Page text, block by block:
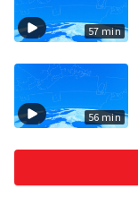
57 min
56 min